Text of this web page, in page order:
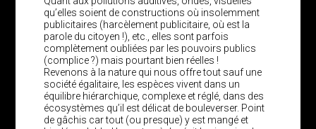
qu’elles soient de constructions où insolemment
publicitaires (harcèlement publicitaire, où est la
parole du citoyen !), etc., elles sont parfois
complètement oubliées par les pouvoirs publics
(complice ?) mais pourtant bien réelles !
Revenons à la nature qui nous offre tout sauf une
société égalitaire, les espèces vivent dans un
équilibre hiérarchique, complexe et réglé, dans des
écosystèmes qu’il est délicat de bouleverser. Point
de gâchis car tout (ou presque) y est mangé et